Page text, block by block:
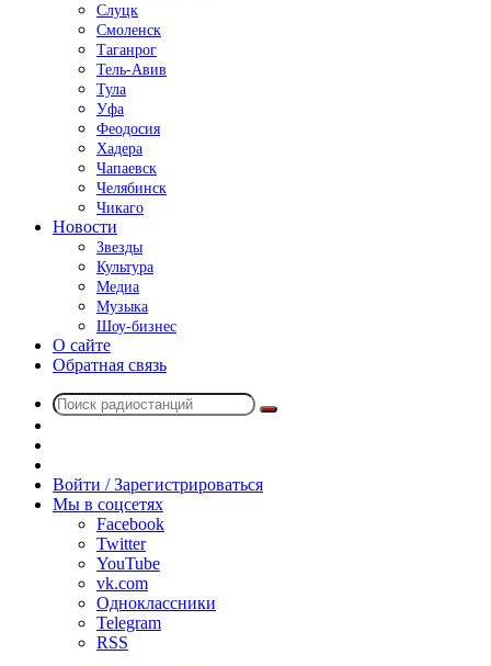
Слуцк
Смоленск
Таганрог
Тель-Авив
Тула
Уфа
Феодосия
Хадера
Чапаевск
Челябинск
Чикаго
Новости
Звезды
Культура
Медиа
Музыка
Шоу-бизнес
О сайте
Обратная связь
Поиск
радио
Войти / Зарегистрироваться
Мы в соцсетях
Facebook
Twitter
YouTube
vk.com
Одноклассники
Telegram
RSS